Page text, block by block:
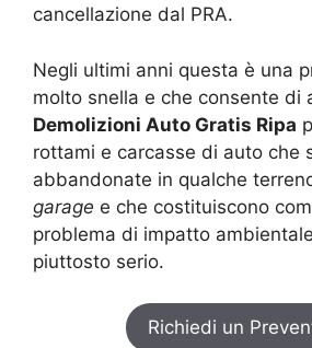
cancellazione dal PRA.
Negli ultimi anni questa è una
molto snella e che consente di
Demolizioni Auto Gratis Ripa
rottami e carcasse di auto che
abbandonate in qualche
garage e che costituiscono
problema di impatto
piuttosto serio.
Richiedi un